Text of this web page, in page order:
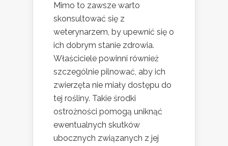
Mimo to zawsze warto
skonsultować się z
weterynarzem, by upewnić się o
ich dobrym stanie zdrowia.
Właściciele powinni również
szczególnie pilnować, aby ich
zwierzęta nie miały dostępu do
tej rośliny. Takie środki
ostrożności pomogą uniknąć
ewentualnych skutków
ubocznych związanych z jej